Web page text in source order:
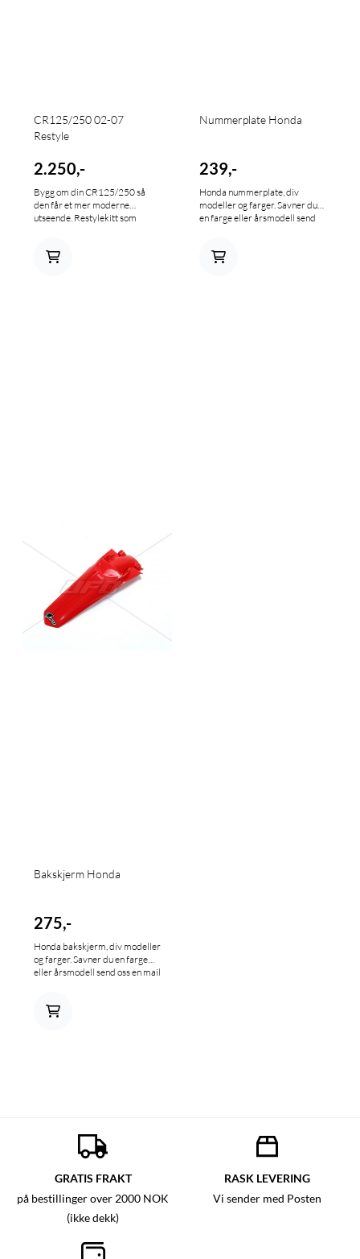
CR125/250 02-07
Restyle
2.250,-
Bygg om din CR125/250 så
den får et mer moderne
utseende. Restylekitt som
Nummerplate Honda
239,-
Honda nummerplate, div
modeller og farger. Savner du
en farge eller årsmodell send
Bakskjerm Honda
275,-
Honda bakskjerm, div modeller
og farger. Savner du en farge
eller årsmodell send oss en mail
GRATIS FRAKT
på bestillinger over 2000 NOK
(ikke dekk)
RASK LEVERING
Vi sender med Posten